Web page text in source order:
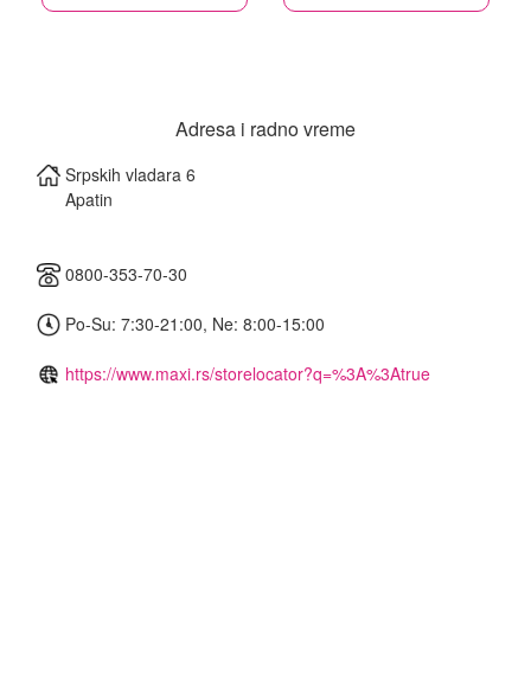
Adresa i radno vreme
Srpskih vladara 6
Apatin
0800-353-70-30
Po-Su: 7:30-21:00, Ne: 8:00-15:00
https://www.maxi.rs/storelocator?q=%3A%3Atrue